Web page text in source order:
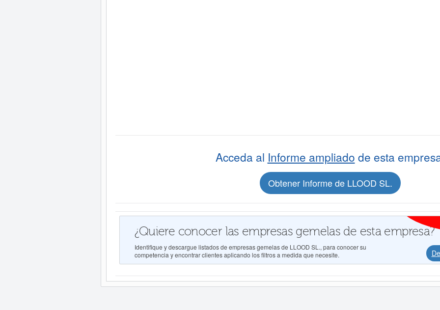
Acceda al Informe ampliado de esta
Obtener Informe de LLOOD SL.
¿Quiere conocer las empresas gemelas de esta empresa?
Identifique y descargue listados de empresas gemelas de LLOOD SL., para conocer su
competencia y encontrar clientes aplicando los filtros a medida que necesite.